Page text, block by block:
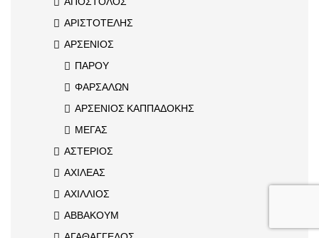
ΑΡΙΣΤΟΤΕΛΗΣ
ΑΡΣΕΝΙΟΣ
ΠΑΡΟΥ
ΦΑΡΣΑΛΩΝ
ΑΡΣΕΝΙΟΣ ΚΑΠΠΑΔΟΚΗΣ
ΜΕΓΑΣ
ΑΣΤΕΡΙΟΣ
ΑΧΙΛΕΑΣ
ΑΧΙΛΛΙΟΣ
ΑΒΒΑΚΟΥΜ